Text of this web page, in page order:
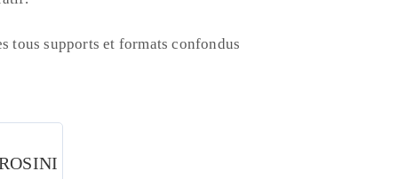
tous supports et formats confondus